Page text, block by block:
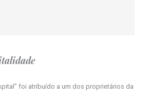
foi atribuído a um dos proprietários da